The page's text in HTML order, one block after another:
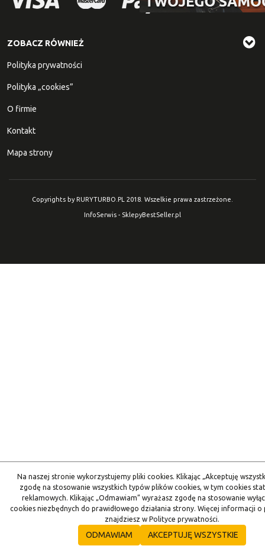
ZOBACZ RÓWNIEŻ
Polityka prywatności
Polityka „cookies”
O firmie
Kontakt
Mapa strony
Copyrights by RURYTURBO.PL 2018. Wszelkie prawa zastrzeżone.
InfoSerwis - SklepyBestSeller.pl
Na naszej stronie wykorzystujemy pliki cookies. Klikając „Akceptuję
zgodę na stosowanie wszystkich typów plików cookies, w tym cookies
reklamowych. Klikając „Odmawiam” wyrażasz zgodę na stosowanie
cookies niezbędnych do prawidłowego działania strony. Więcej informacji o
znajdziesz w Polityce prywatności.
ODMAWIAM AKCEPTUJĘ WSZYSTKIE